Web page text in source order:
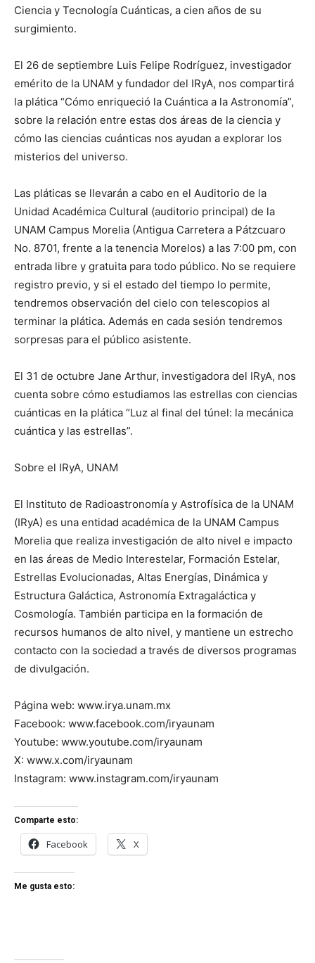
Ciencia y Tecnología Cuánticas, a cien años de su
surgimiento.
El 26 de septiembre Luis Felipe Rodríguez, investigador
emérito de la UNAM y fundador del IRyA, nos compartirá
la plática “Cómo enriqueció la Cuántica a la Astronomía”,
sobre la relación entre estas dos áreas de la ciencia y
cómo las ciencias cuánticas nos ayudan a explorar los
misterios del universo.
Las pláticas se llevarán a cabo en el Auditorio de la
Unidad Académica Cultural (auditorio principal) de la
UNAM Campus Morelia (Antigua Carretera a Pátzcuaro
No. 8701, frente a la tenencia Morelos) a las 7:00 pm, con
entrada libre y gratuita para todo público. No se requiere
registro previo, y si el estado del tiempo lo permite,
tendremos observación del cielo con telescopios al
terminar la plática. Además en cada sesión tendremos
sorpresas para el público asistente.
El 31 de octubre Jane Arthur, investigadora del IRyA, nos
cuenta sobre cómo estudiamos las estrellas con ciencias
cuánticas en la plática “Luz al final del túnel: la mecánica
cuántica y las estrellas”.
Sobre el IRyA, UNAM
El Instituto de Radioastronomía y Astrofísica de la UNAM
(IRyA) es una entidad académica de la UNAM Campus
Morelia que realiza investigación de alto nivel e impacto
en las áreas de Medio Interestelar, Formación Estelar,
Estrellas Evolucionadas, Altas Energías, Dinámica y
Estructura Galáctica, Astronomía Extragaláctica y
Cosmología. También participa en la formación de
recursos humanos de alto nivel, y mantiene un estrecho
contacto con la sociedad a través de diversos programas
de divulgación.
Página web: www.irya.unam.mx
Facebook: www.facebook.com/iryaunam
Youtube: www.youtube.com/iryaunam
X: www.x.com/iryaunam
Instagram: www.instagram.com/iryaunam
Comparte esto:
Facebook X
Me gusta esto: